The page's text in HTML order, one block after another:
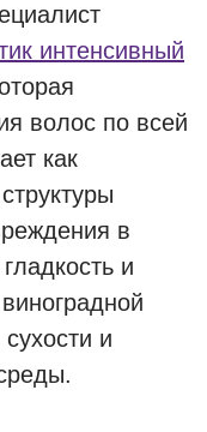
интенсивный
волос по всей
как
в
и
и